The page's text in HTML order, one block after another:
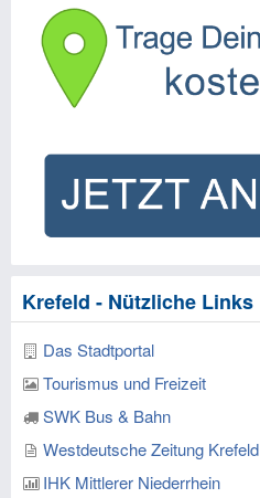
Krefeld - Nützliche Links
Das Stadtportal
Tourismus und Freizeit
SWK Bus & Bahn
Westdeutsche Zeitung Krefeld
IHK Mittlerer Niederrhein